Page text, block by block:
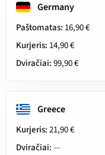
Germany
Paštomatas: 16,90 €
Kurjeris: 14,90 €
Dviračiai:99,90 €
Greece
Kurjeris:21,90 €
Dviračiai:—